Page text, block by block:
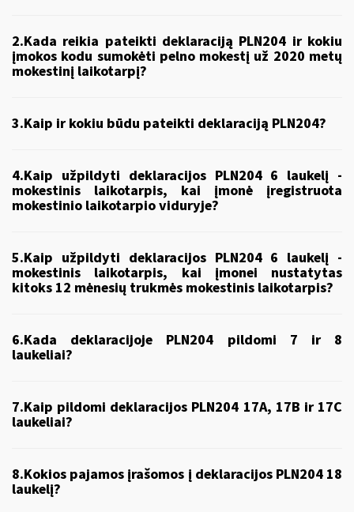
2.Kada reikia pateikti deklaraciją PLN204 ir kokiu
įmokos kodu sumokėti pelno mokestį už 2020 metų
mokestinį laikotarpį?
3.Kaip ir kokiu būdu pateikti deklaraciją PLN204?
4.Kaip užpildyti deklaracijos PLN204 6 laukelį -
mokestinis laikotarpis, kai įmonė įregistruota
mokestinio laikotarpio viduryje?
5.Kaip užpildyti deklaracijos PLN204 6 laukelį -
mokestinis laikotarpis, kai įmonei nustatytas
kitoks 12 mėnesių trukmės mokestinis laikotarpis?
6.Kada deklaracijoje PLN204 pildomi 7 ir 8
laukeliai?
7.Kaip pildomi deklaracijos PLN204 17A, 17B ir 17C
laukeliai?
8.Kokios pajamos įrašomos į deklaracijos PLN204 18
laukelį?